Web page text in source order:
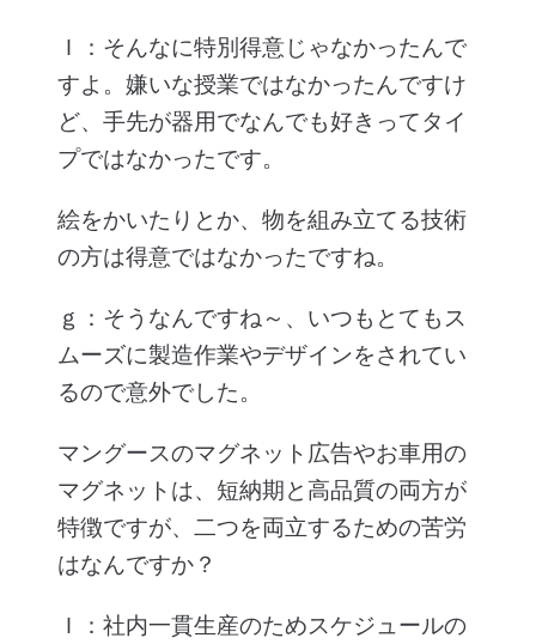
Ｉ：そんなに特別得意じゃなかったんで
すよ。嫌いな授業ではなかったんですけ
ど、手先が器用でなんでも好きってタイ
プではなかったです。
絵をかいたりとか、物を組み立てる技術
の方は得意ではなかったですね。
ｇ：そうなんですね～、いつもとてもス
ムーズに製造作業やデザインをされてい
るので意外でした。
マングースのマグネット広告やお車用の
マグネットは、短納期と高品質の両方が
特徴ですが、二つを両立するための苦労
はなんですか？
Ｉ：社内一貫生産のためスケジュールの